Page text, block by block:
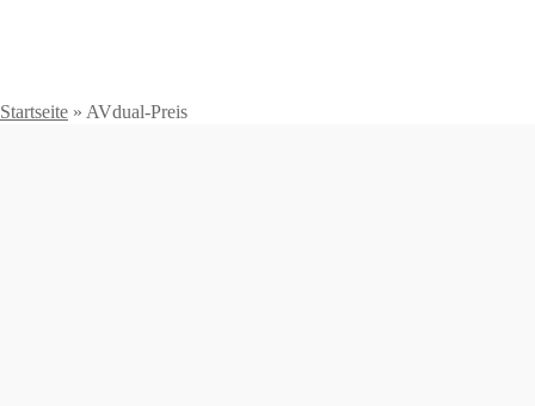
Startseite » AVdual-Preis